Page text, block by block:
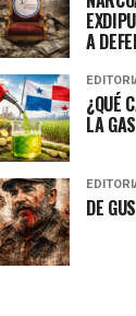
A
¿QUÉ
LA
DE